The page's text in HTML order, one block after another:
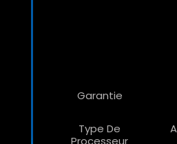
Garantie
Type De
Processeur